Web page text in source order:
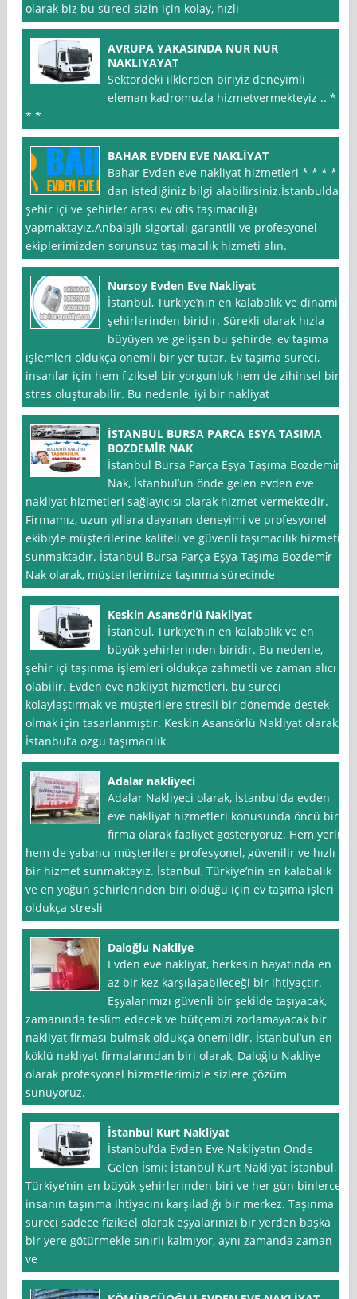
olarak biz bu süreci sizin için kolay, hızlı
AVRUPA YAKASINDA NUR NUR
NAKLIYAYAT
Sektördeki ilklerden biriyiz deneyimli
eleman kadromuzla hizmetvermekteyiz .. * *
* *
BAHAR EVDEN EVE NAKLİYAT
Bahar Evden eve nakliyat hizmetleri * * * *
dan istediğiniz bilgi alabilirsiniz.İstanbulda
şehir içi ve şehirler arası ev ofis taşımacılığı
yapmaktayız.Anbalajlı sigortalı garantili ve profesyonel
ekiplerimizden sorunsuz taşımacılık hizmeti alın.
Nursoy Evden Eve Nakliyat
İstanbul, Türkiye’nin en kalabalık ve dinamik
şehirlerinden biridir. Sürekli olarak hızla
büyüyen ve gelişen bu şehirde, ev taşıma
işlemleri oldukça önemli bir yer tutar. Ev taşıma süreci,
insanlar için hem fiziksel bir yorgunluk hem de zihinsel bir
stres oluşturabilir. Bu nedenle, iyi bir nakliyat
İSTANBUL BURSA PARCA ESYA TASIMA
BOZDEMİR NAK
İstanbul Bursa Parça Eşya Taşıma Bozdemi̇r
Nak, İstanbul’un önde gelen evden eve
nakliyat hizmetleri sağlayıcısı olarak hizmet vermektedir.
Firmamız, uzun yıllara dayanan deneyimi ve profesyonel
ekibiyle müşterilerine kaliteli ve güvenli taşımacılık hizmeti
sunmaktadır. İstanbul Bursa Parça Eşya Taşıma Bozdemi̇r
Nak olarak, müşterilerimize taşınma sürecinde
Keskin Asansörlü Nakliyat
İstanbul, Türkiye’nin en kalabalık ve en
büyük şehirlerinden biridir. Bu nedenle,
şehir içi taşınma işlemleri oldukça zahmetli ve zaman alıcı
olabilir. Evden eve nakliyat hizmetleri, bu süreci
kolaylaştırmak ve müşterilere stresli bir dönemde destek
olmak için tasarlanmıştır. Keskin Asansörlü Nakliyat olarak,
İstanbul’a özgü taşımacılık
Adalar nakliyeci
Adalar Nakliyeci olarak, İstanbul‘da evden
eve nakliyat hizmetleri konusunda öncü bir
firma olarak faaliyet gösteriyoruz. Hem yerli
hem de yabancı müşterilere profesyonel, güvenilir ve hızlı
bir hizmet sunmaktayız. İstanbul, Türkiye’nin en kalabalık
ve en yoğun şehirlerinden biri olduğu için ev taşıma işleri
oldukça stresli
Daloğlu Nakliye
Evden eve nakliyat, herkesin hayatında en
az bir kez karşılaşabileceği bir ihtiyaçtır.
Eşyalarımızı güvenli bir şekilde taşıyacak,
zamanında teslim edecek ve bütçemizi zorlamayacak bir
nakliyat firması bulmak oldukça önemlidir. İstanbul‘un en
köklü nakliyat firmalarından biri olarak, Daloğlu Nakliye
olarak profesyonel hizmetlerimizle sizlere çözüm
sunuyoruz.
İstanbul Kurt Nakliyat
İstanbul‘da Evden Eve Nakliyatın Önde
Gelen İsmi: İstanbul Kurt Nakliyat İstanbul,
Türkiye’nin en büyük şehirlerinden biri ve her gün binlerce
insanın taşınma ihtiyacını karşıladığı bir merkez. Taşınma
süreci sadece fiziksel olarak eşyalarınızı bir yerden başka
bir yere götürmekle sınırlı kalmıyor, aynı zamanda zaman
ve